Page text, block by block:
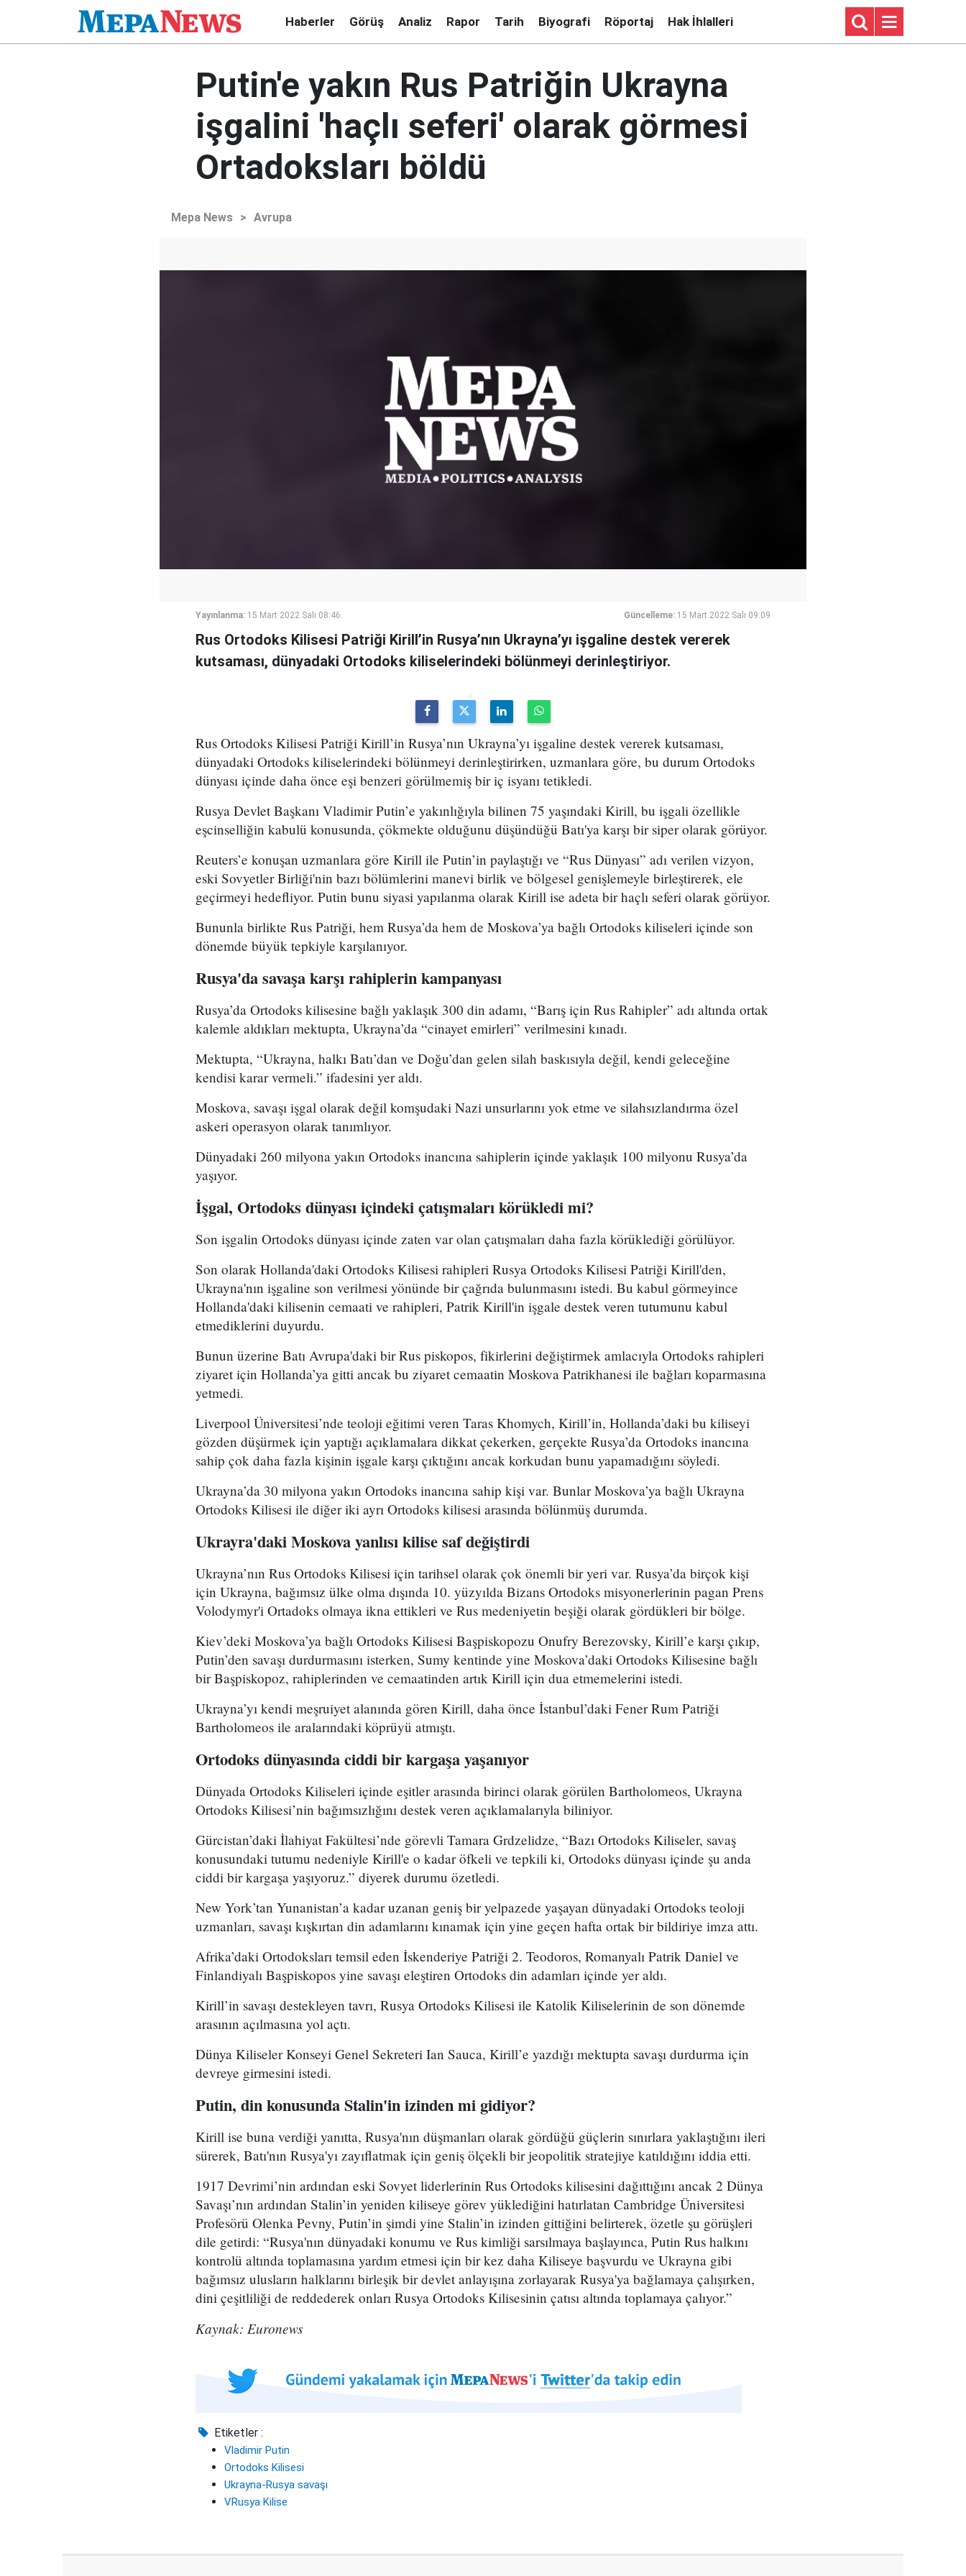
Haberler Görüş Analiz Rapor Tarih Biyografi Röportaj Hak İhlalleri
Putin'e yakın Rus Patriğin Ukrayna
işgalini 'haçlı seferi' olarak görmesi
Ortadoksları böldü
Mepa News > Avrupa
Yayınlanma: 15 Mart 2022 Salı 08:46 Güncelleme: 15 Mart 2022 Salı 09:09
Rus Ortodoks Kilisesi Patriği Kirill’in Rusya’nın Ukrayna’yı işgaline destek vererek
kutsaması, dünyadaki Ortodoks kiliselerindeki bölünmeyi derinleştiriyor.
Rus Ortodoks Kilisesi Patriği Kirill’in Rusya’nın Ukrayna’yı işgaline destek vererek kutsaması,
dünyadaki Ortodoks kiliselerindeki bölünmeyi derinleştirirken, uzmanlara göre, bu durum Ortodoks
dünyası içinde daha önce eşi benzeri görülmemiş bir iç isyanı tetikledi.
Rusya Devlet Başkanı Vladimir Putin’e yakınlığıyla bilinen 75 yaşındaki Kirill, bu işgali özellikle
eşcinselliğin kabulü konusunda, çökmekte olduğunu düşündüğü Batı'ya karşı bir siper olarak görüyor.
Reuters’e konuşan uzmanlara göre Kirill ile Putin’in paylaştığı ve “Rus Dünyası” adı verilen vizyon,
eski Sovyetler Birliği'nin bazı bölümlerini manevi birlik ve bölgesel genişlemeyle birleştirerek, ele
geçirmeyi hedefliyor. Putin bunu siyasi yapılanma olarak Kirill ise adeta bir haçlı seferi olarak görüyor.
Bununla birlikte Rus Patriği, hem Rusya’da hem de Moskova’ya bağlı Ortodoks kiliseleri içinde son
dönemde büyük tepkiyle karşılanıyor.
Rusya'da savaşa karşı rahiplerin kampanyası
Rusya’da Ortodoks kilisesine bağlı yaklaşık 300 din adamı, “Barış için Rus Rahipler” adı altında ortak
kalemle aldıkları mektupta, Ukrayna’da “cinayet emirleri” verilmesini kınadı.
Mektupta, “Ukrayna, halkı Batı’dan ve Doğu’dan gelen silah baskısıyla değil, kendi geleceğine
kendisi karar vermeli.” ifadesini yer aldı.
Moskova, savaşı işgal olarak değil komşudaki Nazi unsurlarını yok etme ve silahsızlandırma özel
askeri operasyon olarak tanımlıyor.
Dünyadaki 260 milyona yakın Ortodoks inancına sahiplerin içinde yaklaşık 100 milyonu Rusya’da
yaşıyor.
İşgal, Ortodoks dünyası içindeki çatışmaları körükledi mi?
Son işgalin Ortodoks dünyası içinde zaten var olan çatışmaları daha fazla körüklediği görülüyor.
Son olarak Hollanda'daki Ortodoks Kilisesi rahipleri Rusya Ortodoks Kilisesi Patriği Kirill'den,
Ukrayna'nın işgaline son verilmesi yönünde bir çağrıda bulunmasını istedi. Bu kabul görmeyince
Hollanda'daki kilisenin cemaati ve rahipleri, Patrik Kirill'in işgale destek veren tutumunu kabul
etmediklerini duyurdu.
Bunun üzerine Batı Avrupa'daki bir Rus piskopos, fikirlerini değiştirmek amlacıyla Ortodoks rahipleri
ziyaret için Hollanda’ya gitti ancak bu ziyaret cemaatin Moskova Patrikhanesi ile bağları koparmasına
yetmedi.
Liverpool Üniversitesi’nde teoloji eğitimi veren Taras Khomych, Kirill’in, Hollanda’daki bu kiliseyi
gözden düşürmek için yaptığı açıklamalara dikkat çekerken, gerçekte Rusya’da Ortodoks inancına
sahip çok daha fazla kişinin işgale karşı çıktığını ancak korkudan bunu yapamadığını söyledi.
Ukrayna’da 30 milyona yakın Ortodoks inancına sahip kişi var. Bunlar Moskova’ya bağlı Ukrayna
Ortodoks Kilisesi ile diğer iki ayrı Ortodoks kilisesi arasında bölünmüş durumda.
Ukrayra'daki Moskova yanlısı kilise saf değiştirdi
Ukrayna’nın Rus Ortodoks Kilisesi için tarihsel olarak çok önemli bir yeri var. Rusya’da birçok kişi
için Ukrayna, bağımsız ülke olma dışında 10. yüzyılda Bizans Ortodoks misyonerlerinin pagan Prens
Volodymyr'i Ortadoks olmaya ikna ettikleri ve Rus medeniyetin beşiği olarak gördükleri bir bölge.
Kiev’deki Moskova’ya bağlı Ortodoks Kilisesi Başpiskopozu Onufry Berezovsky, Kirill’e karşı çıkıp,
Putin’den savaşı durdurmasını isterken, Sumy kentinde yine Moskova’daki Ortodoks Kilisesine bağlı
bir Başpiskopoz, rahiplerinden ve cemaatinden artık Kirill için dua etmemelerini istedi.
Ukrayna’yı kendi meşruiyet alanında gören Kirill, daha önce İstanbul’daki Fener Rum Patriği
Bartholomeos ile aralarındaki köprüyü atmıştı.
Ortodoks dünyasında ciddi bir kargaşa yaşanıyor
Dünyada Ortodoks Kiliseleri içinde eşitler arasında birinci olarak görülen Bartholomeos, Ukrayna
Ortodoks Kilisesi’nin bağımsızlığını destek veren açıklamalarıyla biliniyor.
Gürcistan’daki İlahiyat Fakültesi’nde görevli Tamara Grdzelidze, “Bazı Ortodoks Kiliseler, savaş
konusundaki tutumu nedeniyle Kirill'e o kadar öfkeli ve tepkili ki, Ortodoks dünyası içinde şu anda
ciddi bir kargaşa yaşıyoruz.” diyerek durumu özetledi.
New York’tan Yunanistan’a kadar uzanan geniş bir yelpazede yaşayan dünyadaki Ortodoks teoloji
uzmanları, savaşı kışkırtan din adamlarını kınamak için yine geçen hafta ortak bir bildiriye imza attı.
Afrika’daki Ortodoksları temsil eden İskenderiye Patriği 2. Teodoros, Romanyalı Patrik Daniel ve
Finlandiyalı Başpiskopos yine savaşı eleştiren Ortodoks din adamları içinde yer aldı.
Kirill’in savaşı destekleyen tavrı, Rusya Ortodoks Kilisesi ile Katolik Kiliselerinin de son dönemde
arasının açılmasına yol açtı.
Dünya Kiliseler Konseyi Genel Sekreteri Ian Sauca, Kirill’e yazdığı mektupta savaşı durdurma için
devreye girmesini istedi.
Putin, din konusunda Stalin'in izinden mi gidiyor?
Kirill ise buna verdiği yanıtta, Rusya'nın düşmanları olarak gördüğü güçlerin sınırlara yaklaştığını ileri
sürerek, Batı'nın Rusya'yı zayıflatmak için geniş ölçekli bir jeopolitik stratejiye katıldığını iddia etti.
1917 Devrimi’nin ardından eski Sovyet liderlerinin Rus Ortodoks kilisesini dağıttığını ancak 2 Dünya
Savaşı’nın ardından Stalin’in yeniden kiliseye görev yüklediğini hatırlatan Cambridge Üniversitesi
Profesörü Olenka Pevny, Putin’in şimdi yine Stalin’in izinden gittiğini belirterek, özetle şu görüşleri
dile getirdi: “Rusya'nın dünyadaki konumu ve Rus kimliği sarsılmaya başlayınca, Putin Rus halkını
kontrolü altında toplamasına yardım etmesi için bir kez daha Kiliseye başvurdu ve Ukrayna gibi
bağımsız ulusların halklarını birleşik bir devlet anlayışına zorlayarak Rusya'ya bağlamaya çalışırken,
dini çeşitliliği de reddederek onları Rusya Ortodoks Kilisesinin çatısı altında toplamaya çalıyor.”
Kaynak: Euronews
Etiketler :
Vladimir Putin
Ortodoks Kilisesi
Ukrayna-Rusya savaşı
VRusya Kilise